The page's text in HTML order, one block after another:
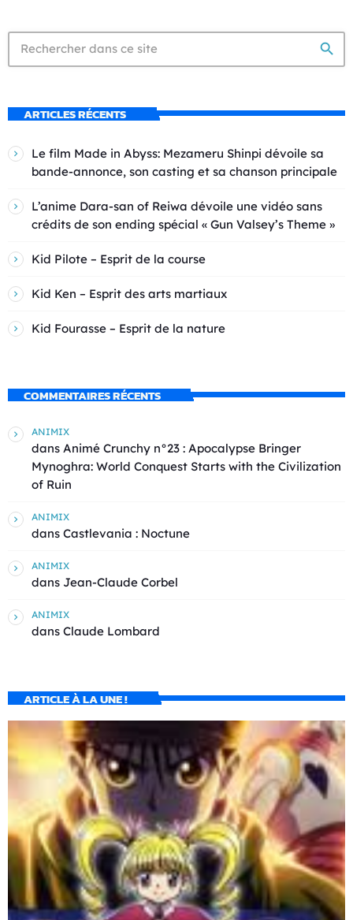
search
ARTICLES RÉCENTS
Le film Made in Abyss: Mezameru Shinpi dévoile sa
bande-annonce, son casting et sa chanson principale
L’anime Dara-san of Reiwa dévoile une vidéo sans
crédits de son ending spécial « Gun Valsey’s Theme »
Kid Pilote – Esprit de la course
Kid Ken – Esprit des arts martiaux
Kid Fourasse – Esprit de la nature
COMMENTAIRES RÉCENTS
ANIMIX
dans Animé Crunchy n°23 : Apocalypse Bringer
Mynoghra: World Conquest Starts with the Civilization
of Ruin
ANIMIX
dans Castlevania : Noctune
ANIMIX
dans Jean-Claude Corbel
ANIMIX
dans Claude Lombard
ARTICLE À LA UNE !